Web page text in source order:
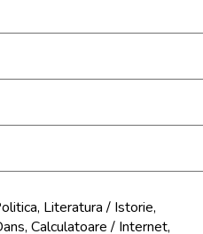
Literatura / Istorie,
Calculatoare / Internet,